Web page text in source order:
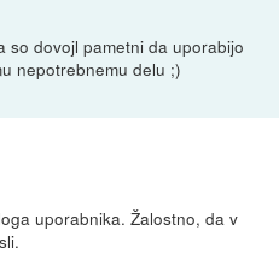
so dovojl pametni da uporabijo
nepotrebnemu delu ;)
uporabnika. Žalostno, da v